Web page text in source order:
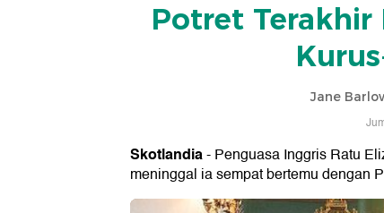
Potret Terakhir
Jane
Skotlandia- Penguasa Inggris Ratu
meninggal ia sempat bertemu dengan